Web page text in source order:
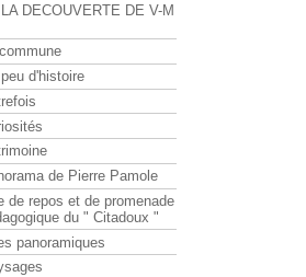
DECOUVERTE DE V-M
d'histoire
de Pierre Pamole
de repos et de promenade
du " Citadoux "
panoramiques